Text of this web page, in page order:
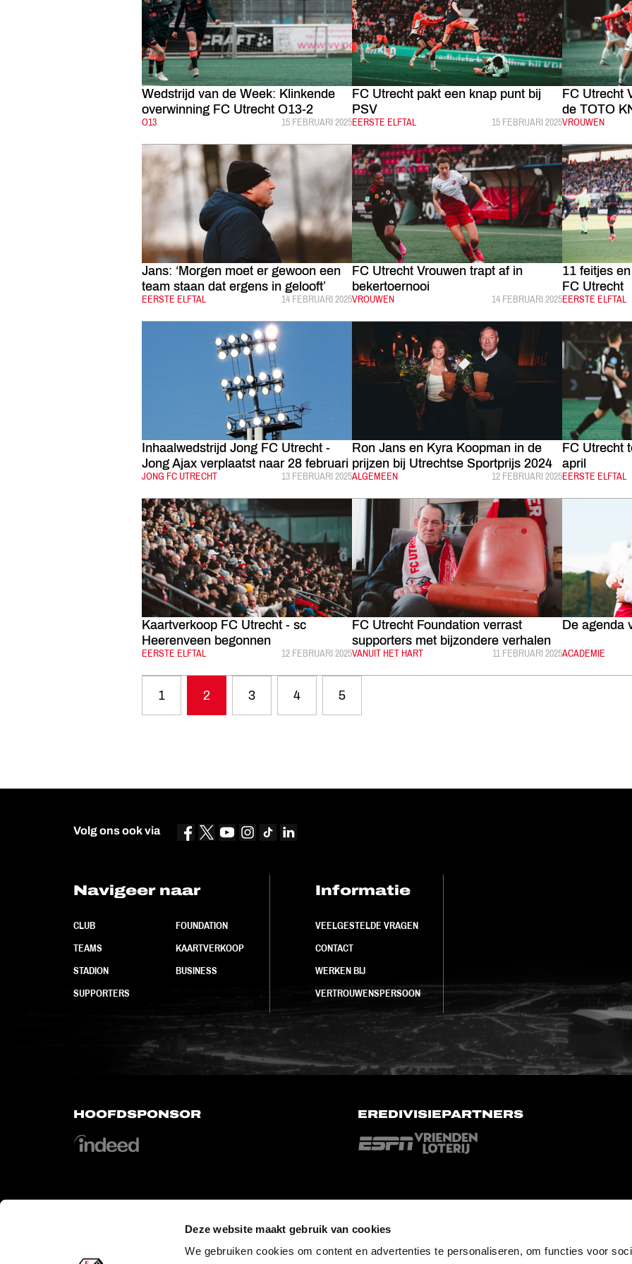
Deze website maakt gebruik van cookies
We gebruiken cookies om content en advertenties te personaliseren, om functies voor
Wedstrijd van de Week: Klinkende
overwinning FC Utrecht O13-2
CATEGORIE:
O13 GEPUBLICEERD:
15 FEBRUARI 2025
FC Utrecht pakt een knap punt bij
PSV
CATEGORIE:
EERSTE ELFTAL GEPUBLICEERD:
15 FEBRUARI 2025
FC Utrecht
de TOTO
CATEGORIE:
VROUWEN
Jans: ‘Morgen moet er gewoon een
team staan dat ergens in gelooft’
CATEGORIE:
EERSTE ELFTAL GEPUBLICEERD:
14 FEBRUARI 2025
FC Utrecht Vrouwen trapt af in
bekertoernooi
CATEGORIE:
VROUWEN GEPUBLICEERD:
14 FEBRUARI 2025
11 feitjes
FC Utrecht
CATEGORIE:
EERSTE ELFTAL
Inhaalwedstrijd Jong FC Utrecht -
Jong Ajax verplaatst naar 28 februari
CATEGORIE:
JONG FC UTRECHT GEPUBLICEERD:
13 FEBRUARI 2025
Ron Jans en Kyra Koopman in de
prijzen bij Utrechtse Sportprijs 2024
CATEGORIE:
ALGEMEEN GEPUBLICEERD:
12 FEBRUARI 2025
FC Utrecht
april
CATEGORIE:
EERSTE ELFTAL
Kaartverkoop FC Utrecht - sc
Heerenveen begonnen
CATEGORIE:
EERSTE ELFTAL GEPUBLICEERD:
12 FEBRUARI 2025
FC Utrecht Foundation verrast
supporters met bijzondere verhalen
CATEGORIE:
VANUIT HET HART GEPUBLICEERD:
11 FEBRUARI 2025
De agenda
CATEGORIE:
ACADEMIE
1 2 3 4 5
Volg ons ook via
Navigeer naar
CLUB
TEAMS
STADION
SUPPORTERS
FOUNDATION
KAARTVERKOOP
BUSINESS
Informatie
VEELGESTELDE VRAGEN
CONTACT
WERKEN BIJ
VERTROUWENSPERSOON
HOOFDSPONSOR EREDIVISIEPARTNERS
OFFICIAL PARTNERS